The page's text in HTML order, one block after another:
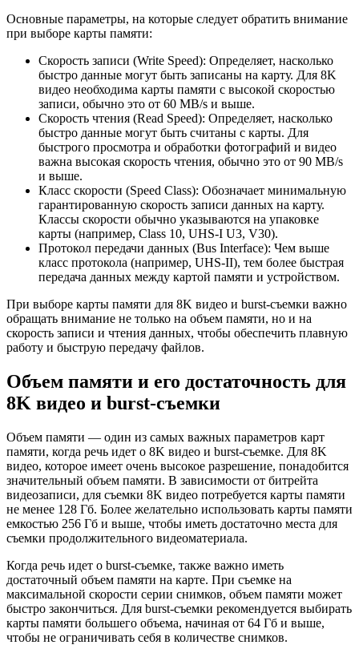
Основные параметры, на которые следует обратить внимание
при выборе карты памяти:
Скорость записи (Write Speed): Определяет, насколько
быстро данные могут быть записаны на карту. Для 8K
видео необходима карты памяти с высокой скоростью
записи, обычно это от 60 MB/s и выше.
Скорость чтения (Read Speed): Определяет, насколько
быстро данные могут быть считаны с карты. Для
быстрого просмотра и обработки фотографий и видео
важна высокая скорость чтения, обычно это от 90 MB/s
и выше.
Класс скорости (Speed Class): Обозначает минимальную
гарантированную скорость записи данных на карту.
Классы скорости обычно указываются на упаковке
карты (например, Class 10, UHS-I U3, V30).
Протокол передачи данных (Bus Interface): Чем выше
класс протокола (например, UHS-II), тем более быстрая
передача данных между картой памяти и устройством.
При выборе карты памяти для 8K видео и burst-съемки важно
обращать внимание не только на объем памяти, но и на
скорость записи и чтения данных, чтобы обеспечить плавную
работу и быструю передачу файлов.
Объем памяти и его достаточность для
8K видео и burst-съемки
Объем памяти — один из самых важных параметров карт
памяти, когда речь идет о 8K видео и burst-съемке. Для 8K
видео, которое имеет очень высокое разрешение, понадобится
значительный объем памяти. В зависимости от битрейта
видеозаписи, для съемки 8K видео потребуется карты памяти
не менее 128 Гб. Более желательно использовать карты памяти
емкостью 256 Гб и выше, чтобы иметь достаточно места для
съемки продолжительного видеоматериала.
Когда речь идет о burst-съемке, также важно иметь
достаточный объем памяти на карте. При съемке на
максимальной скорости серии снимков, объем памяти может
быстро закончиться. Для burst-съемки рекомендуется выбирать
карты памяти большего объема, начиная от 64 Гб и выше,
чтобы не ограничивать себя в количестве снимков.